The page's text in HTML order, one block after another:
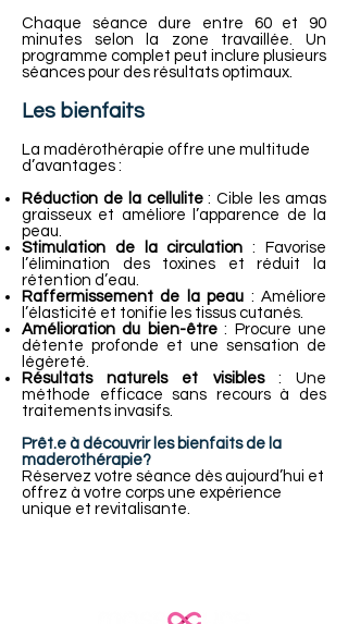
Chaque séance dure entre 60 et 90
minutes selon la zone travaillée. Un
programme complet peut inclure plusieurs
séances pour des résultats optimaux.
Les bienfaits
La madérothérapie offre une multitude
d’avantages :
Réduction de la cellulite: Cible les amas
graisseux et améliore l’apparence de la
peau.
Stimulation de la circulation : Favorise
l’élimination des toxines et réduit la
rétention d’eau.
Raffermissement de la peau : Améliore
l’élasticité et tonifie les tissus cutanés.
Amélioration du bien-être: Procure une
détente profonde et une sensation de
légèreté.
Résultats naturels et visibles: Une
méthode efficace sans recours à des
traitements invasifs.
Prêt.e à découvrir les bienfaits de la
maderothérapie?
Réservez votre séance dès aujourd’hui et
offrez à votre corps une expérience
unique et revitalisante.